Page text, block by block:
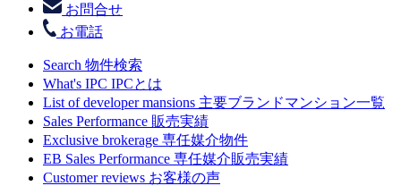
お問合せ
お電話
Search 物件検索
What's IPC IPCとは
List of developer mansions 主要ブランドマンション一覧
Sales Performance 販売実績
Exclusive brokerage 専任媒介物件
EB Sales Performance 専任媒介販売実績
Customer reviews お客様の声